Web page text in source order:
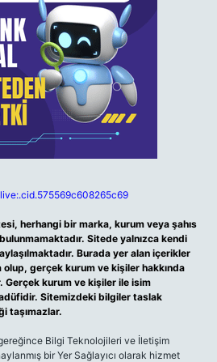
herhangi bir marka, kurum veya şahıs
Sitede yalnızca kendi
Burada yer alan içerikler
gerçek kurum ve kişiler hakkında
Gerçek kurum ve kişiler ile isim
Sitemizdeki bilgiler taslak
taşımazlar.
Bilgi Teknolojileri ve İletişim
bir Yer Sağlayıcı olarak hizmet